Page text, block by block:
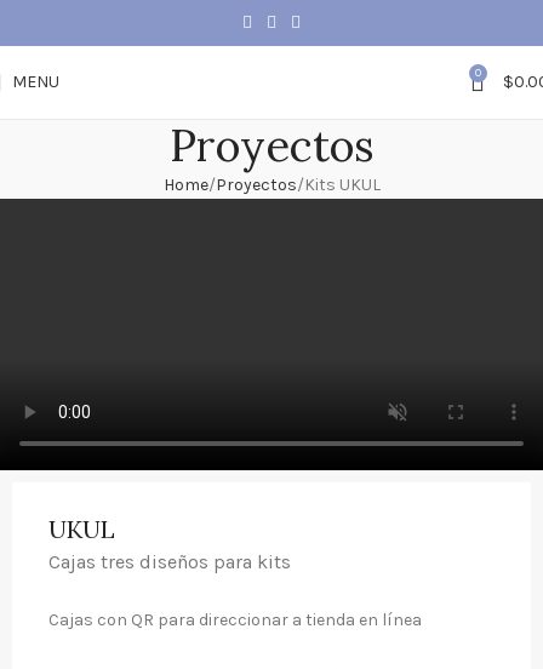
MENU 0 $
Proyectos
Home Proyectos Kits UKUL
UKUL
Cajas tres diseños para kits
Cajas con QR para direccionar a tienda en línea